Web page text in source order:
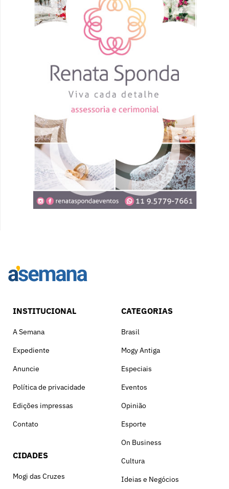
INSTITUCIONAL
A Semana
Expediente
Anuncie
Política de privacidade
Edições impressas
Contato
CIDADES
Mogi das Cruzes
CATEGORIAS
Brasil
Mogy Antiga
Especiais
Eventos
Opinião
Esporte
On Business
Cultura
Ideias e Negócios